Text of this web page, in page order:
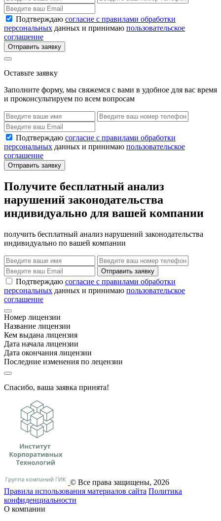
Подтверждаю согласие с правилами обработки
персональных данных и принимаю пользовательское
соглашение
Отправить заявку
Оставьте заявку
Заполните форму, мы свяжемся с вами в удобное для вас время
и проконсультируем по всем вопросам
Подтверждаю согласие с правилами обработки
персональных данных и принимаю пользовательское
соглашение
Отправить заявку
Получите бесплатный анализ
нарушений законодательства
индивидуально для вашей компании
получить бесплатный анализ нарушений законодательства
индивидуально по вашей компании
Отправить заявку
Подтверждаю согласие с правилами обработки
персональных данных и принимаю пользовательское
соглашение
Номер лицензии
Название лицензии
Кем выдана лицензия
Дата начала лицензии
Дата окончания лицензии
Последние изменения по лецензии
Спасибо, ваша заявка принята!
© Все права защищены, 2026
Правила использования материалов сайта Политика
конфиденциальности
О компании